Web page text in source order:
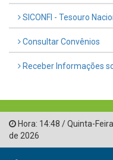
SICONFI - Tesouro
Consultar Convênios
Receber Informações
Hora: 14:48 /Quinta-Feira
de 2026